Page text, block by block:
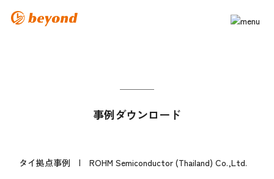
事例ダウンロード
タイ拠点事例 | ROHM Semiconductor (Thailand) Co.,Ltd.